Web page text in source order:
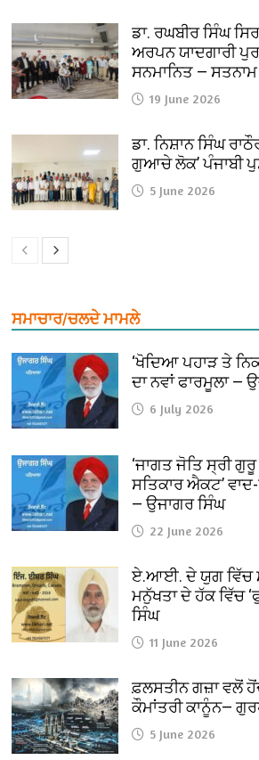
ਡਾ. ਰਘਬੀਰ ਸਿੰਘ
ਅਰਪਨ ਯਾਦਗਾਰੀ
ਸਨਮਾਨਿਤ —
19 June 2026
ਡਾ. ਨਿਸ਼ਾਨ ਸਿੰਘ
ਗੁਆਚੇ ਲੋਕ’ ਪੰਜਾਬੀ
5 June 2026
ਸਮਾਚਾਰ/ਚਲਦੇ ਮਾਮਲੇ
‘ਖੋਦਿਆ ਪਹਾੜ ਤੇ
ਦਾ ਨਵਾਂ ਫਾਰਮੂਲਾ —
6 July 2026
‘ਜਾਗਤ ਜੋਤਿ ਸ੍ਰੀ
ਸਤਿਕਾਰ ਐਕਟ’ ਵਾਦ-
— ਉਜਾਗਰ ਸਿੰਘ
22 June 2026
ਏ.ਆਈ. ਦੇ ਯੁਗ ਵਿੱਚ
ਮਨੁੱਖਤਾ ਦੇ ਹੱਕ ਵਿੱਚ
ਸਿੰਘ
11 June 2026
ਫ਼ਲਸਤੀਨ ਗਜ਼ਾ ਵਲੋਂ
ਕੌਮਾਂਤਰੀ ਕਾਨੂੰਨ—
5 June 2026